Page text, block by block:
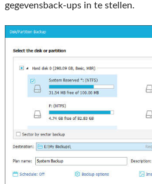
gegevensback-ups in te stellen.